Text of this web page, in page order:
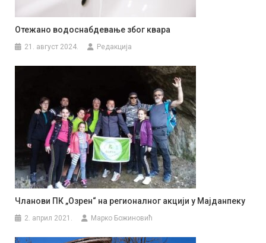
Отежано водоснабдевање због квара
21. август 2024. Редакција
Чланови ПК „Озрен“ на регионалног акцији у Мајданпеку
2. април 2021. Марко Божиновић